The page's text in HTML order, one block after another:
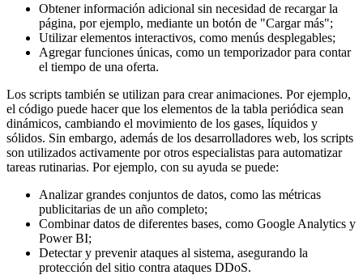
Obtener información adicional sin necesidad de recargar la
página, por ejemplo, mediante un botón de "Cargar más";
Utilizar elementos interactivos, como menús desplegables;
Agregar funciones únicas, como un temporizador para contar
el tiempo de una oferta.
Los scripts también se utilizan para crear animaciones. Por ejemplo,
el código puede hacer que los elementos de la tabla periódica sean
dinámicos, cambiando el movimiento de los gases, líquidos y
sólidos. Sin embargo, además de los desarrolladores web, los scripts
son utilizados activamente por otros especialistas para automatizar
tareas rutinarias. Por ejemplo, con su ayuda se puede:
Analizar grandes conjuntos de datos, como las métricas
publicitarias de un año completo;
Combinar datos de diferentes bases, como Google Analytics y
Power BI;
Detectar y prevenir ataques al sistema, asegurando la
protección del sitio contra ataques DDoS.